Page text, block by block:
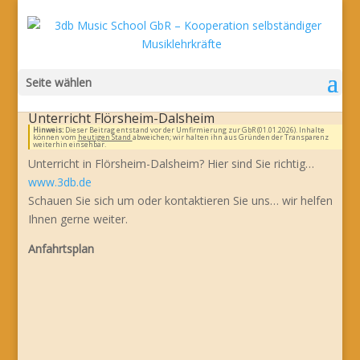
Seite wählen
Unterricht Flörsheim-Dalsheim
Hinweis:Dieser Beitrag entstand vor der Umfirmierung zur GbR (01.01.2026). Inhalte
können vom heutigen Stand abweichen; wir halten ihn aus Gründen der Transparenz
weiterhin einsehbar.
Unterricht in Flörsheim-Dalsheim? Hier sind Sie richtig…
www.3db.de
Schauen Sie sich um oder kontaktieren Sie uns… wir helfen
Ihnen gerne weiter.
Anfahrtsplan